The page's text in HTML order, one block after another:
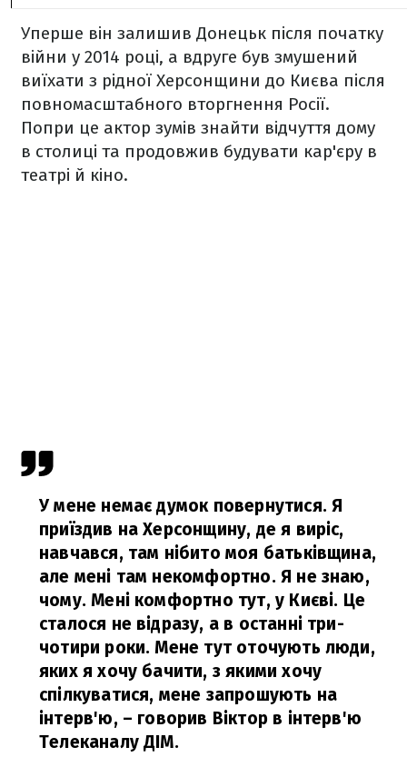
Уперше він залишив Донецьк після початку
війни у 2014 році, а вдруге був змушений
виїхати з рідної Херсонщини до Києва після
повномасштабного вторгнення Росії.
Попри це актор зумів знайти відчуття дому
в столиці та продовжив будувати кар'єру в
театрі й кіно.
У мене немає думок повернутися. Я
приїздив на Херсонщину, де я виріс,
навчався, там нібито моя батьківщина,
але мені там некомфортно. Я не знаю,
чому. Мені комфортно тут, у Києві. Це
сталося не відразу, а в останні три-
чотири роки. Мене тут оточують люди,
яких я хочу бачити, з якими хочу
спілкуватися, мене запрошують на
інтерв'ю, – говорив Віктор в інтерв'ю
Телеканалу ДІМ.